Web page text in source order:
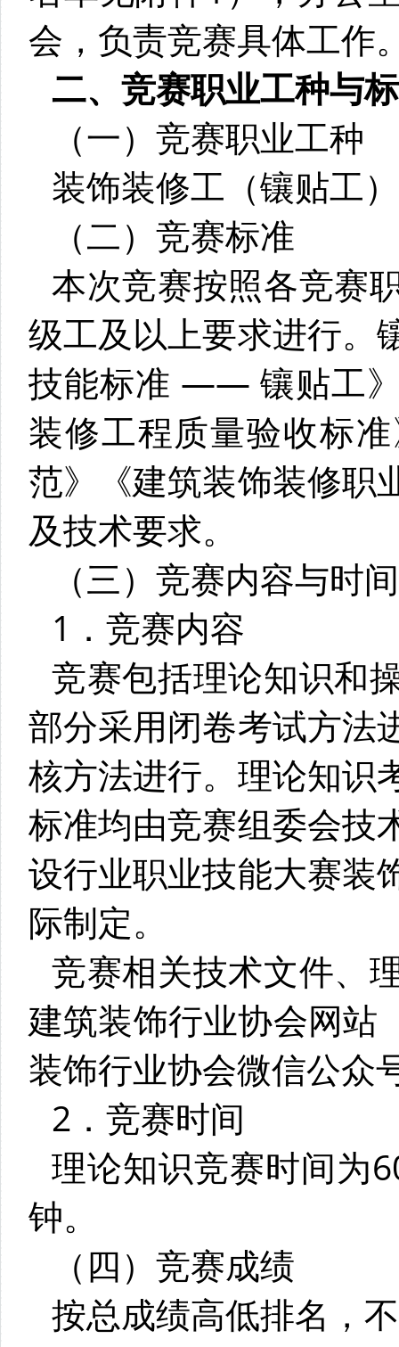
会，负责竞赛具体工作
二、竞赛职业工种与
（一）竞赛职业工种
装饰装修工（镶贴工
（二）竞赛标准
本次竞赛按照各竞赛
级工及以上要求进行。
技能标准 —— 镶贴工
装修工程质量验收标
范》《建筑装饰装修职
及技术要求。
（三）竞赛内容与时间
1．竞赛内容
竞赛包括理论知识和
部分采用闭卷考试方法
核方法进行。理论知识
标准均由竞赛组委会技
设行业职业技能大赛装
际制定。
竞赛相关技术文件、
建筑装饰行业协会网
装饰行业协会微信公众
2．竞赛时间
理论知识竞赛时间为
钟。
（四）竞赛成绩
按总成绩高低排名，